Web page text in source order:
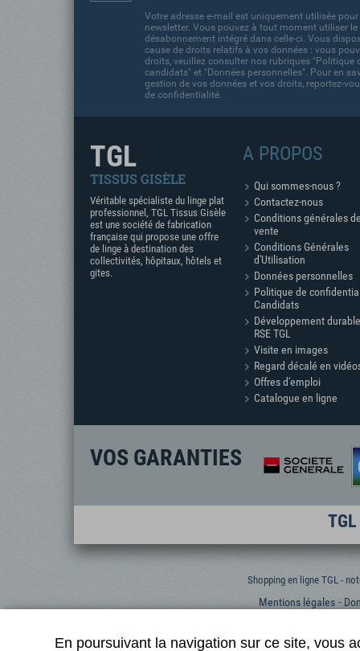
Votre adresse e-mail est uniquement utilisée
newsletter. Vous pouvez à tout moment utiliser le
désabonnement intégré dans celle-ci. Vous
cause de droits relatifs à vos données : vous
droits, veuillez consulter nos rubriques "Politique
candidats" et "Données personnelles". Pour en
gestion de vos données et vos droits, reportez-
de confidentialité.
TGL
TISSUS GISÈLE
Véritable spécialiste du linge plat
professionnel, TGL Tissus Gisèle
est une société de fabrication
française qui propose une offre
de linge à destination des
collectivités, hôpitaux, hôtels et
gites.
A PROPOS
Qui sommes-nous ?
Contactez-nous
Conditions générales
vente
Conditions Générales
d'Utilisation
Données personnelles
Politique de
Candidats
Développement
RSE TGL
Visite en images
Regard décalé en
Offres d'emploi
Catalogue en ligne
VOS GARANTIES
Shopping en ligne TGL -
Mentions légales
En poursuivant la navigation sur ce site, vous